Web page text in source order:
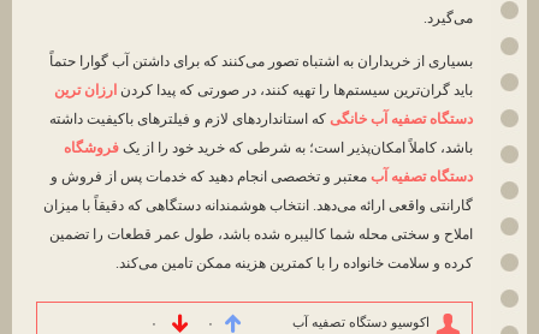
می‌گیرد.
بسیاری از خریداران به اشتباه تصور می‌کنند که برای داشتن آب گوارا حتماً
باید گران‌ترین سیستم‌ها را تهیه کنند، در صورتی که پیدا کردنارزان ترین
دستگاه تصفیه آب خانگیکه استانداردهای لازم و فیلترهای باکیفیت داشته
باشد، کاملاً امکان‌پذیر است؛ به شرطی که خرید خود را از یکفروشگاه
دستگاه تصفیه آب معتبر و تخصصی انجام دهید که خدمات پس از فروش و
گارانتی واقعی ارائه می‌دهد. انتخاب هوشمندانه دستگاهی که دقیقاً با میزان
املاح و سختی محله شما کالیبره شده باشد، طول عمر قطعات را تضمین
کرده و سلامت خانواده را با کمترین هزینه ممکن تامین می‌کند.
اکوسیو دستگاه تصفیه آب ۰ ۰